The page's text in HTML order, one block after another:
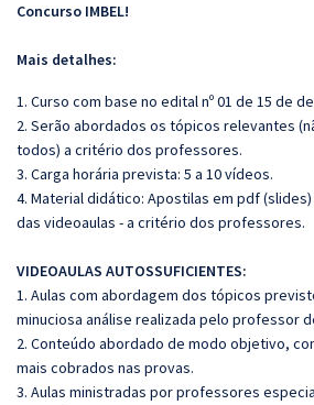
Concurso IMBEL!
Mais detalhes:
1. Curso com base no edital nº 01 de 15 de
2. Serão abordados os tópicos relevantes
todos) a critério dos professores.
3. Carga horária prevista: 5 a 10 vídeos.
4. Material didático: Apostilas em pdf
das videoaulas - a critério dos professores.
VIDEOAULAS AUTOSSUFICIENTES:
1. Aulas com abordagem dos tópicos
minuciosa análise realizada pelo professor
2. Conteúdo abordado de modo objetivo,
mais cobrados nas provas.
3. Aulas ministradas por professores